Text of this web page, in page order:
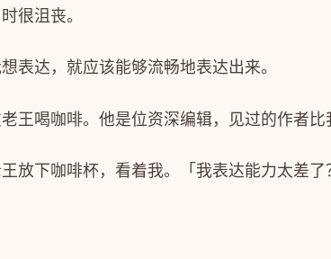
很沮丧。
表达，就应该能够流畅地表达出来。
王喝咖啡。他是位资深编辑，见过的作者比
放下咖啡杯，看着我。「我表达能力太差